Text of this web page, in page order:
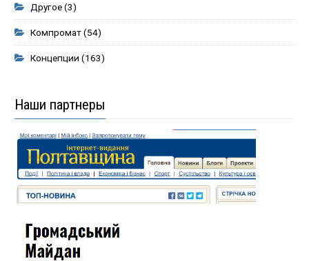
Другое(3)
Компромат(54)
Концепции (163)
Наши партнеры